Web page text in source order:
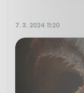
7. 3. 2024 11:20